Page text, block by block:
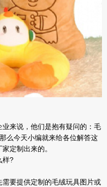
来说，他们是抱有疑问的：毛
么今天小编就来给各位解答这
定制出来的。
样?
要提供定制的毛绒玩具图片或